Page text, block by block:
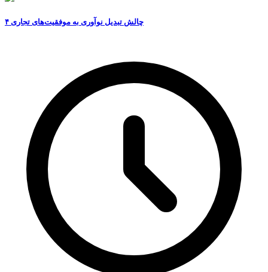
۴ چالش تبدیل نوآوری به موفقیت‌های تجاری